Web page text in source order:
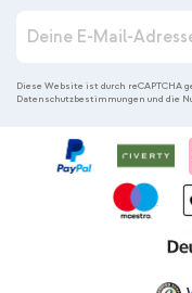
d
e
Diese Website ist durch reCAPTCHA
Datenschutzbestimmungen und die